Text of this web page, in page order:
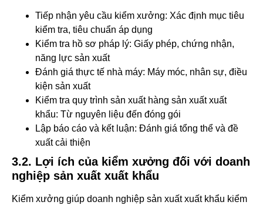
Tiếp nhận yêu cầu kiểm xưởng: Xác định mục tiêu
kiểm tra, tiêu chuẩn áp dụng
Kiểm tra hồ sơ pháp lý: Giấy phép, chứng nhận,
năng lực sản xuất
Đánh giá thực tế nhà máy: Máy móc, nhân sự, điều
kiện sản xuất
Kiểm tra quy trình sản xuất hàng sản xuất xuất
khẩu: Từ nguyên liệu đến đóng gói
Lập báo cáo và kết luận: Đánh giá tổng thể và đề
xuất cải thiện
3.2. Lợi ích của kiểm xưởng đối với doanh
nghiệp sản xuất xuất khẩu
Kiểm xưởng giúp doanh nghiệp sản xuất xuất khẩu kiểm